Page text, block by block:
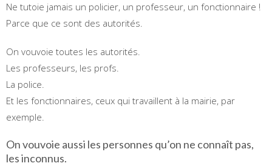
Ne tutoie jamais un policier, un professeur, un fonctionnaire !
Parce que ce sont des autorités.
On vouvoie toutes les autorités.
Les professeurs, les profs.
La police.
Et les fonctionnaires, ceux qui travaillent à la mairie, par
exemple.
On vouvoie aussi les personnes qu’on ne connaît pas,
les inconnus.